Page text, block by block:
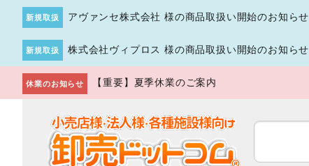
新規取扱 アヴァンセ株式会社 様の商品取扱い開始のお知らせ
新規取扱 株式会社ヴィプロス 様の商品取扱い開始のお知らせ
休業のお知らせ 【重要】夏季休業のご案内